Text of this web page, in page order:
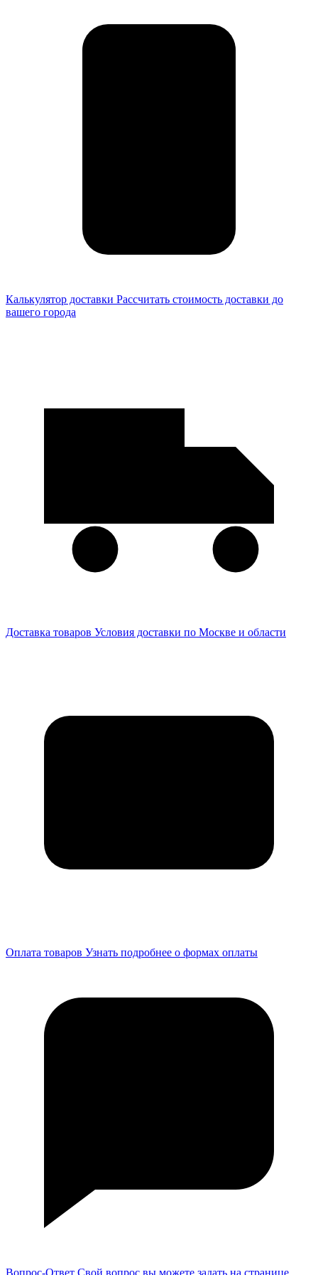
Калькулятор доставки Рассчитать стоимость доставки до
вашего города
Доставка товаров Условия доставки по Москве и области
Оплата товаров Узнать подробнее о формах оплаты
Вопрос-Ответ Свой вопрос вы можете задать на странице